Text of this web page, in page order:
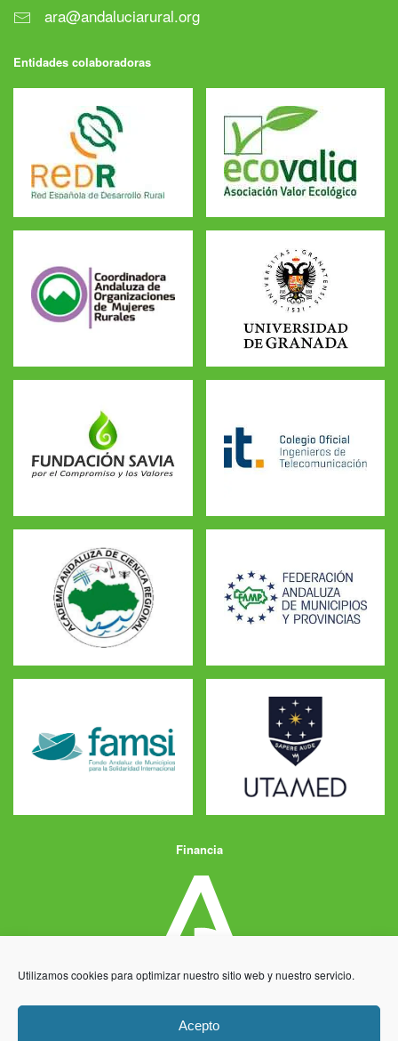
Utilizamos cookies para optimizar nuestro sitio web y nuestro servicio.
Acepto
ara@andaluciarural.org
Entidades colaboradoras
Financia